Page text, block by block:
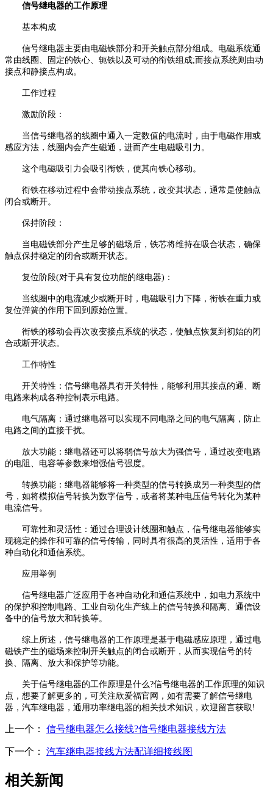
信号继电器的工作原理
基本构成
信号继电器主要由电磁铁部分和开关触点部分组成。电磁系统通
常由线圈、固定的铁心、轭铁以及可动的衔铁组成;而接点系统则由动
接点和静接点构成。
工作过程
激励阶段：
当信号继电器的线圈中通入一定数值的电流时，由于电磁作用或
感应方法，线圈内会产生磁通，进而产生电磁吸引力。
这个电磁吸引力会吸引衔铁，使其向铁心移动。
衔铁在移动过程中会带动接点系统，改变其状态，通常是使触点
闭合或断开。
保持阶段：
当电磁铁部分产生足够的磁场后，铁芯将维持在吸合状态，确保
触点保持稳定的闭合或断开状态。
复位阶段(对于具有复位功能的继电器)：
当线圈中的电流减少或断开时，电磁吸引力下降，衔铁在重力或
复位弹簧的作用下回到原始位置。
衔铁的移动会再次改变接点系统的状态，使触点恢复到初始的闭
合或断开状态。
工作特性
开关特性：信号继电器具有开关特性，能够利用其接点的通、断
电路来构成各种控制表示电路。
电气隔离：通过继电器可以实现不同电路之间的电气隔离，防止
电路之间的直接干扰。
放大功能：继电器还可以将弱信号放大为强信号，通过改变电路
的电阻、电容等参数来增强信号强度。
转换功能：继电器能够将一种类型的信号转换成另一种类型的信
号，如将模拟信号转换为数字信号，或者将某种电压信号转化为某种
电流信号。
可靠性和灵活性：通过合理设计线圈和触点，信号继电器能够实
现稳定的操作和可靠的信号传输，同时具有很高的灵活性，适用于各
种自动化和通信系统。
应用举例
信号继电器广泛应用于各种自动化和通信系统中，如电力系统中
的保护和控制电路、工业自动化生产线上的信号转换和隔离、通信设
备中的信号放大和转换等。
综上所述，信号继电器的工作原理是基于电磁感应原理，通过电
磁铁产生的磁场来控制开关触点的闭合或断开，从而实现信号的转
换、隔离、放大和保护等功能。
关于信号继电器的工作原理是什么?信号继电器的工作原理的知识
点，想要了解更多的，可关注欣爱福官网，如有需要了解信号继电
器，汽车继电器，通用功率继电器的相关技术知识，欢迎留言获取!
上一个： 信号继电器怎么接线?信号继电器接线方法
下一个： 汽车继电器接线方法配详细接线图
相关新闻